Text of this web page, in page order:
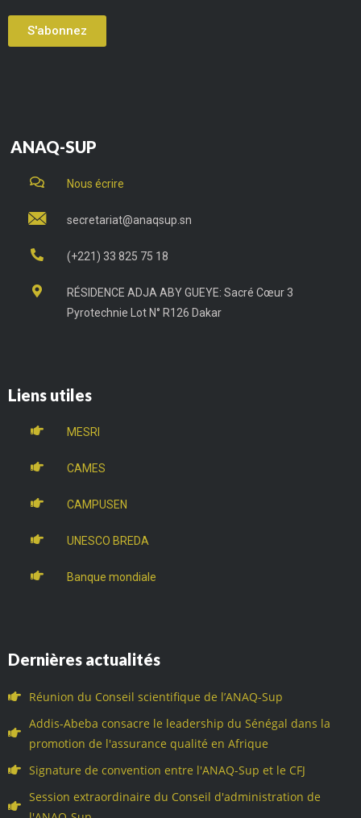
S'abonnez
ANAQ-SUP
Nous écrire
secretariat@anaqsup.sn
(+221) 33 825 75 18
RÉSIDENCE ADJA ABY GUEYE: Sacré Cœur 3
Pyrotechnie Lot N° R126 Dakar
Liens utiles
MESRI
CAMES
CAMPUSEN
UNESCO BREDA
Banque mondiale
Dernières actualités
Réunion du Conseil scientifique de l’ANAQ-Sup
Addis-Abeba consacre le leadership du Sénégal dans la
promotion de l'assurance qualité en Afrique
Signature de convention entre l'ANAQ-Sup et le CFJ
Session extraordinaire du Conseil d'administration de